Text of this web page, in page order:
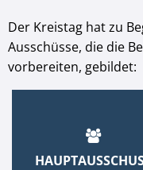
Der Kreistag hat zu
Ausschüsse, die die
vorbereiten, gebildet: